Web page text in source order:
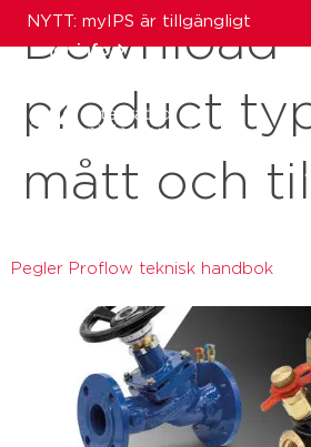
NYTT: myIPS är tillgängligt
mer info
stäng
Download
product
mått och
Pegler Proflow teknisk handbok